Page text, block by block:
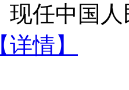
中国人
【详情】